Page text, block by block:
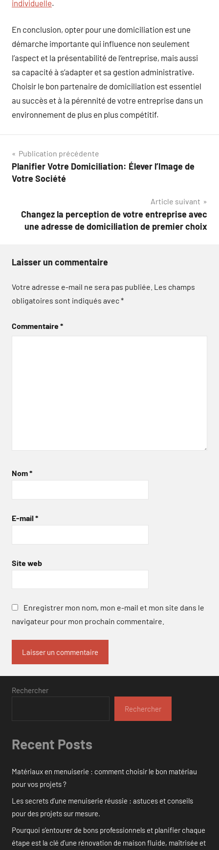
individuelle.
En conclusion, opter pour une domiciliation est une
démarche importante qui influence non seulement
l’aspect et la présentabilité de l’entreprise, mais aussi
sa capacité à s’adapter et sa gestion administrative.
Choisir le bon partenaire de domiciliation est essentiel
au succès et à la pérennité de votre entreprise dans un
environnement de plus en plus compétitif.
Navigation
de
Publication précédente
Planifier Votre Domiciliation: Élever l’Image de
Votre Société
Article suivant
Changez la perception de votre entreprise avec
une adresse de domiciliation de premier choix
Laisser un commentaire
Votre adresse e-mail ne sera pas publiée. Les champs
obligatoires sont indiqués avec*
Commentaire*
Nom*
E-mail *
Site web
Enregistrer mon nom, mon e-mail et mon site dans le
navigateur pour mon prochain commentaire.
Rechercher
Rechercher
Recent Posts
Matériaux en menuiserie : comment choisir le bon matériau
pour vos projets ?
Les secrets d’une menuiserie réussie : astuces et conseils
pour des projets sur mesure.
Pourquoi s’entourer de bons professionnels et planifier chaque
étape est la clé d’une rénovation de maison fluide, maîtrisée et